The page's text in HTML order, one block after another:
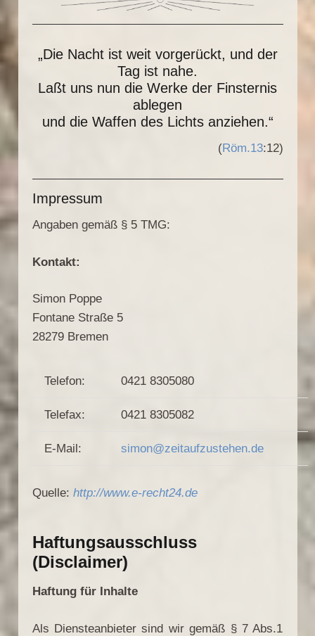
„Die Nacht ist weit vorgerückt, und der
Tag ist nahe.
Laßt uns nun die Werke der Finsternis
ablegen
und die Waffen des Lichts anziehen.“
(Röm.13:12)
Impressum
Angaben gemäß § 5 TMG:
Kontakt:
Simon Poppe
Fontane Straße 5
28279 Bremen
Telefon: 0421 8305080
Telefax: 0421 8305082
E-Mail: simon@zeitaufzustehen.de
Quelle: http://www.e-recht24.de
Haftungsausschluss
(Disclaimer)
Haftung für Inhalte
Als Diensteanbieter sind wir gemäß § 7 Abs.1